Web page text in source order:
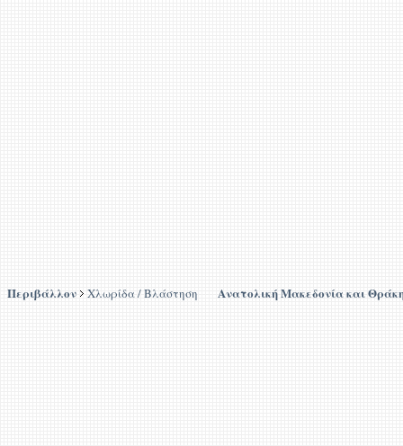
Περιβάλλον Χλωρίδα / Βλάστηση Ανατολική Μακεδονία και